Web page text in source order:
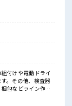
う！
付けや電動ドライ
。その他、検査器
包などライン作業
メーターのライン